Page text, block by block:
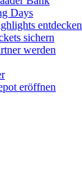
Days
sichern
werden
eröffnen